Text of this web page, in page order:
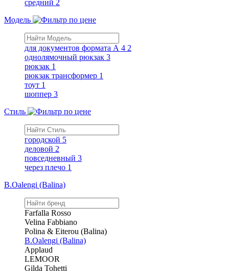
средний 2
Модель
для документов формата А 4 2
однолямочный рюкзак 3
рюкзак 1
рюкзак трансформер 1
тоут 1
шоппер 3
Стиль
городской 5
деловой 2
повседневный 3
через плечо 1
B.Oalengi (Balina)
Farfalla Rosso
Velina Fabbiano
Polina & Eiterou (Balina)
B.Oalengi (Balina)
Applaud
LEMOOR
Gilda Tohetti